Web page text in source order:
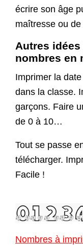
écrire son âge
maîtresse ou
Autres
nombres en
Imprimer la
dans la classe.
garçons. Faire
de 0 à 10…
Tout se passe
télécharger.
Facile !
Nombres à